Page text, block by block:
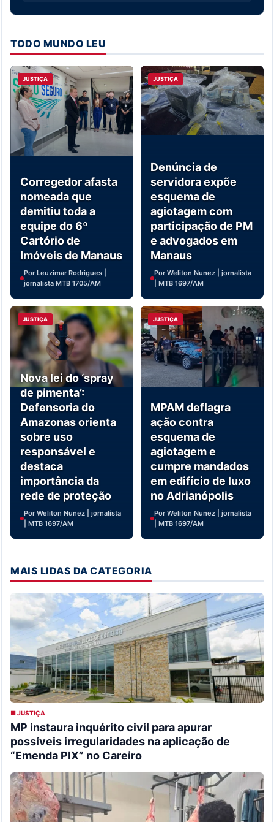
TODO MUNDO LEU
JUSTIÇA
Corregedor afasta
nomeada que
demitiu toda a
equipe do 6º
Cartório de
Imóveis de Manaus
Por Leuzimar Rodrigues |
jornalista MTB 1705/AM
JUSTIÇA
Denúncia de
servidora expõe
esquema de
agiotagem com
participação de PM
e advogados em
Manaus
Por Weliton Nunez | jornalista
| MTB 1697/AM
JUSTIÇA
Nova lei do ‘spray
de pimenta’:
Defensoria do
Amazonas orienta
sobre uso
responsável e
destaca
importância da
rede de proteção
Por Weliton Nunez | jornalista
| MTB 1697/AM
JUSTIÇA
MPAM deflagra
ação contra
esquema de
agiotagem e
cumpre mandados
em edifício de luxo
no Adrianópolis
Por Weliton Nunez | jornalista
| MTB 1697/AM
MAIS LIDAS DA CATEGORIA
■ JUSTIÇA
MP instaura inquérito civil para apurar
possíveis irregularidades na aplicação de
“Emenda PIX” no Careiro